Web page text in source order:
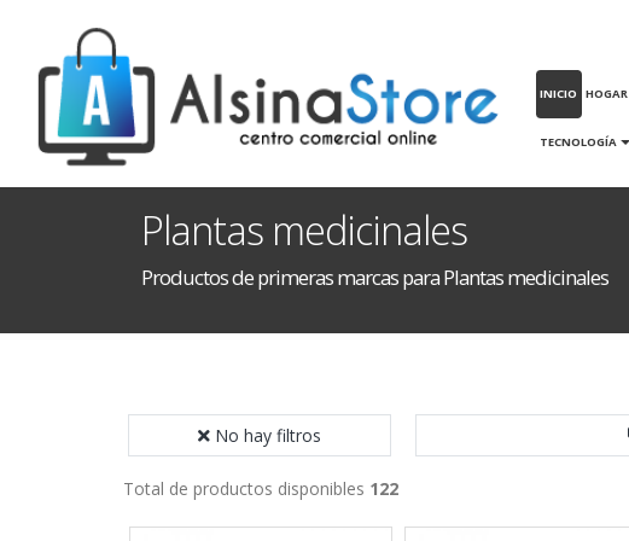
INICIO HOGAR
TECNOLOGÍA
Plantas medicinales
Productos de primeras marcas para Plantas medicinales
No hay filtros
Total de productos disponibles 122